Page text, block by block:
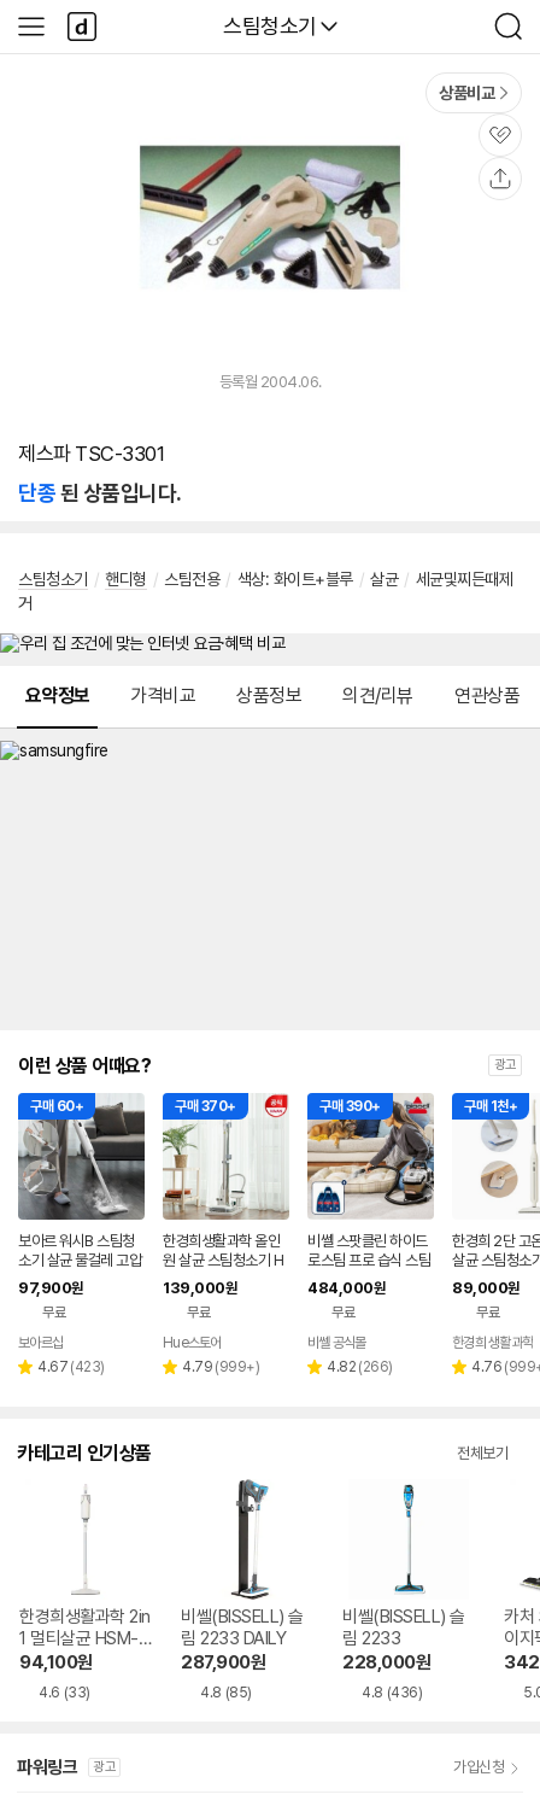
다나와
스팀청소기
검
색
사
이
다
나
와
상품비교
관
심
등록월 2004.06.
제스파 TSC-3301
단종된 상품입니다.
스팀청소기 / 핸디형 / 스팀전용 / 색상: 화이트+블루 / 살균 / 세균및찌든때제
거
요약정보 가격비교 상품정보 의견/리뷰 연관상품
이런 상품 어때요? 광고
구매 60+
보아르 워시B 스팀청
소기 살균 물걸레 고압
고온 핸디 스팀기 25
초 초고속 예열분사
97,900원
무료
페이
보아르샵
별 4.67 리
(423)
구매 370+
한경희생활과학 올인
원 살균 스팀청소기 H
ESM-D2200 / 빈대
빈대퇴치
139,000원
무료
Hue스토어
별 4.79 리
(999+)
구매 390+
비쎌 스팟클린 하이드
로스팀 프로 습식 스팀
청소기 3700S + 프로
옥시 스팟앤스테인 23
6ml 4개
484,000원
무료
비쎌 공식몰
별 4.82 리
(266)
구매 1천+
한경희 2단 고
살균 스팀청소
-D1200
89,000원
무료
한경희 생활과학
별 4.76 리
(
카테고리 인기상품 전체보기
한경희생활과학 2in
1 멀티살균 HSM-1
010TI
94,100원
4.6 (33)
비쎌(BISSELL) 슬
림 2233 DAILY
287,900원
4.8 (85)
비쎌(BISSELL) 슬
림 2233
228,000원
4.8 (436)
카처
이지
파워링크 광고 가입신청